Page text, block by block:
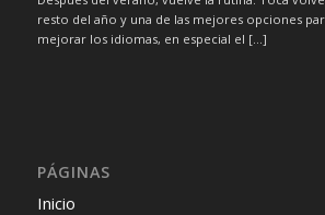
resto del año y una de las mejores opciones
mejorar los idiomas, en especial el […]
PÁGINAS
Inicio